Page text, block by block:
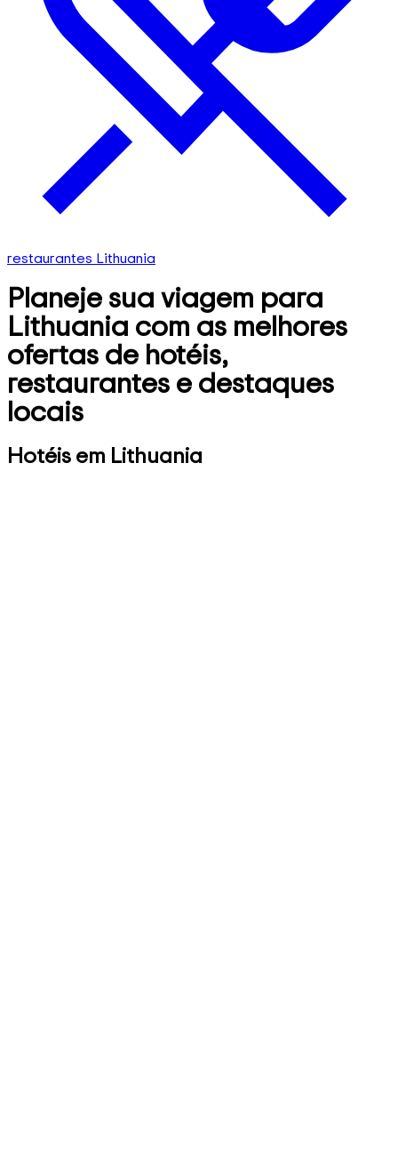
restaurantes Lithuania
Planeje sua viagem para
Lithuania com as melhores
ofertas de hotéis,
restaurantes e destaques
locais
Hotéis em Lithuania